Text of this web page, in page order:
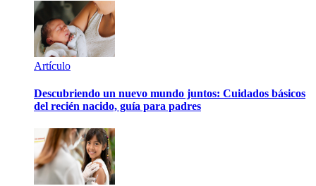
Artículo
Descubriendo un nuevo mundo juntos: Cuidados básicos
del recién nacido, guía para padres